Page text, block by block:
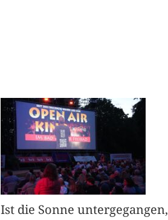
Ist die Sonne untergegangen,